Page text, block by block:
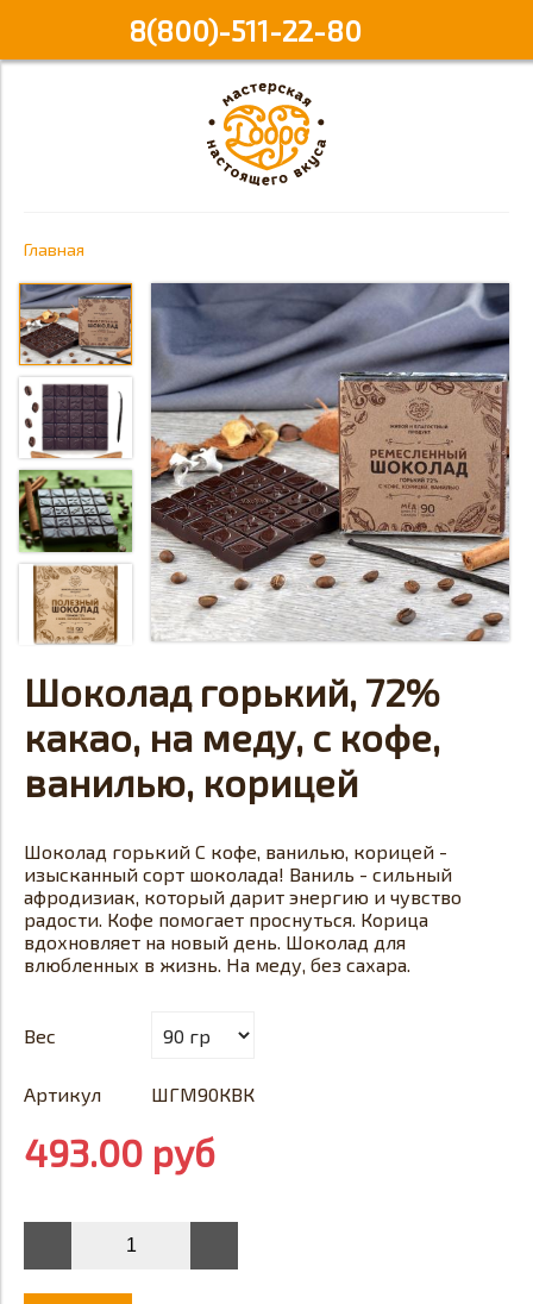
8(800)-511-22-80
Главная
Шоколад горький, 72%
какао, на меду, с кофе,
ванилью, корицей
Шоколад горький С кофе, ванилью, корицей -
изысканный сорт шоколада! Ваниль - сильный
афродизиак, который дарит энергию и чувство
радости. Кофе помогает проснуться. Корица
вдохновляет на новый день. Шоколад для
влюбленных в жизнь. На меду, без сахара.
Вес
Артикул ШГМ90КВК
493.00 руб